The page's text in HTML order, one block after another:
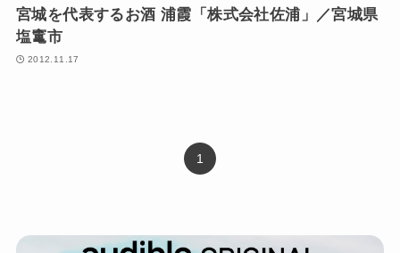
宮城を代表するお酒 浦霞「株式会社佐浦」／宮城県
塩竃市
2012.11.17
1